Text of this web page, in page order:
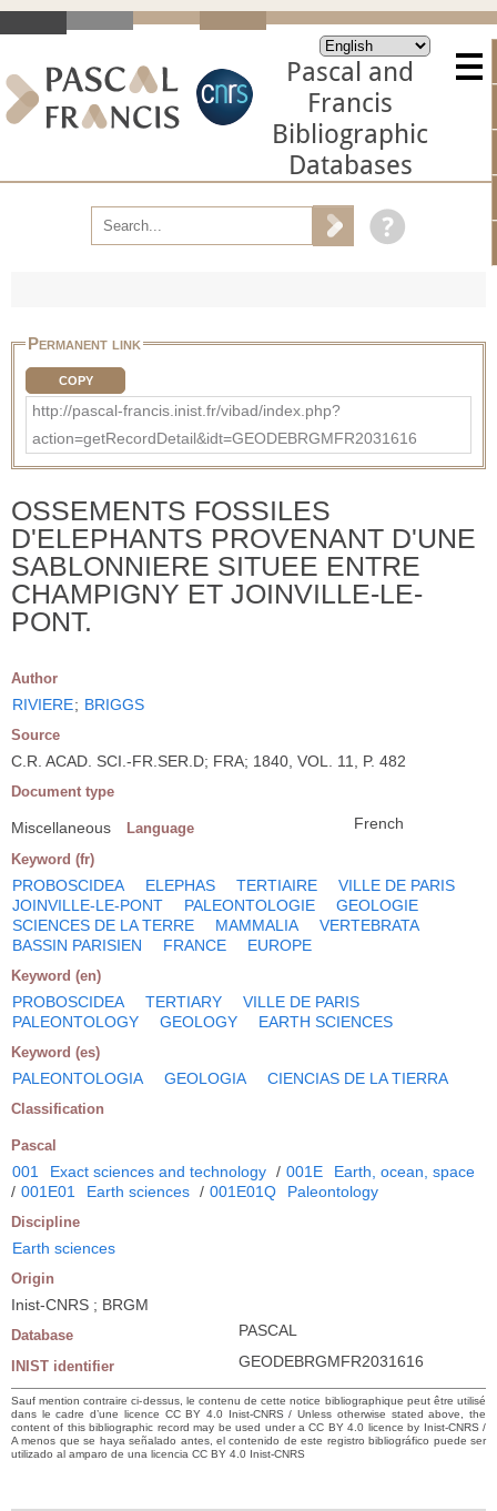
Pascal and
Francis
Bibliographic
Databases
Permanent link
COPY
http://pascal-francis.inist.fr/vibad/index.php?
action=getRecordDetail&idt=GEODEBRGMFR2031616
OSSEMENTS FOSSILES
D'ELEPHANTS PROVENANT D'UNE
SABLONNIERE SITUEE ENTRE
CHAMPIGNY ET JOINVILLE-LE-
PONT.
Author
RIVIERE; BRIGGS
Source
C.R. ACAD. SCI.-FR.SER.D; FRA; 1840, VOL. 11, P. 482
Document type
Miscellaneous Language French
Keyword (fr)
PROBOSCIDEA ELEPHAS TERTIAIRE
VILLE DE PARIS
JOINVILLE-LE-PONT
PALEONTOLOGIE
GEOLOGIE
SCIENCES DE LA TERRE
MAMMALIA
VERTEBRATA
BASSIN PARISIEN
FRANCE EUROPE
Keyword (en)
PROBOSCIDEA TERTIARY
VILLE DE PARIS
PALEONTOLOGY
GEOLOGY EARTH SCIENCES
Keyword (es)
PALEONTOLOGIA GEOLOGIA CIENCIAS DE LA TIERRA
Classification
Pascal
001 Exact sciences and technology / 001E
Earth, ocean, space
/ 001E01 Earth sciences / 001E01Q Paleontology
Discipline
Earth sciences
Origin
Inist-CNRS ; BRGM
Database PASCAL
INIST identifier GEODEBRGMFR2031616
Sauf mention contraire ci-dessus, le contenu de cette notice bibliographique peut être utilisé
dans le cadre d’une licence CC BY 4.0 Inist-CNRS / Unless otherwise stated above, the
content of this bibliographic record may be used under a CC BY 4.0 licence by Inist-CNRS /
A menos que se haya señalado antes, el contenido de este registro bibliográfico puede ser
utilizado al amparo de una licencia CC BY 4.0 Inist-CNRS